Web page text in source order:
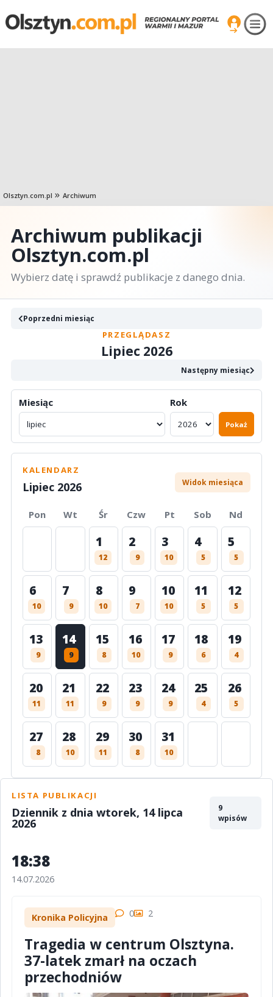
Olsztyn.com.pl Archiwum
Archiwum publikacji
Olsztyn.com.pl
Wybierz datę i sprawdź publikacje z danego dnia.
Poprzedni miesiąc
PRZEGLĄDASZ
Lipiec 2026
Następny miesiąc
Miesiąc Rok
Pokaż
KALENDARZ
Lipiec 2026 Widok miesiąca
Pon Wt Śr Czw Pt Sob Nd
1
12
2
9
3
10
4
5
5
5
6
10
7
9
8
10
9
7
10
10
11
5
12
5
13
9
14
9
15
8
16
10
17
9
18
6
19
4
20
11
21
11
22
9
23
9
24
9
25
4
26
5
27
8
28
10
29
11
30
8
31
10
LISTA PUBLIKACJI
Dziennik z dnia wtorek, 14 lipca
2026
9
wpisów
18:38
14.07.2026
Kronika Policyjna 0 2
Tragedia w centrum Olsztyna.
37-latek zmarł na oczach
przechodniów